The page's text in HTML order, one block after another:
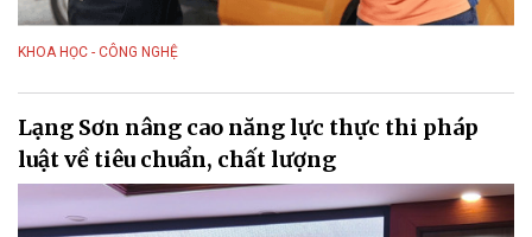
KHOA HỌC - CÔNG NGHỆ
Lạng Sơn nâng cao năng lực thực thi pháp
luật về tiêu chuẩn, chất lượng